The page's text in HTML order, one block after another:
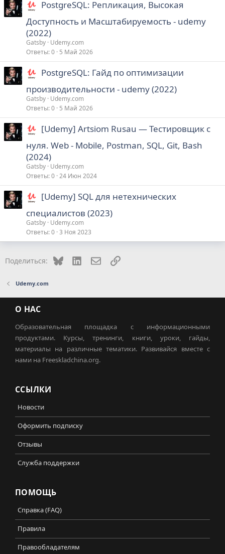
PostgreSQL: Репликация, Высокая
Доступность и Масштабируемость - udemy
(2022)
Gatsby Udemy.com
Ответы 0 5 Май 2026
PostgreSQL: Гайд по оптимизации
производительности - udemy (2022)
Gatsby Udemy.com
Ответы 0 5 Май 2026
[Udemy] Artsiom Rusau ― Тестировщик с
нуля. Web - Mobile, Postman, SQL, Git, Bash
(2024)
Gatsby Udemy.com
Ответы 0 24 Июн 2024
[Udemy] SQL для нетехнических
специалистов (2023)
Gatsby Udemy.com
Ответы 0 3 Ноя 2023
Поделиться: Bluesky LinkedInЭлектронная почта
Ссылка
Udemy.com
О НАС
Образовательная площадка с информационными
продуктами. Курсы, тренинги, книги, уроки, гайды,
материалы на различные тематики. Развивайся вместе с
нами на Freeskladchina.org.
ССЫЛКИ
Новости
Оформить подписку
Отзывы
Служба поддержки
ПОМОЩЬ
Справка (FAQ)
Правила
Правообладателям